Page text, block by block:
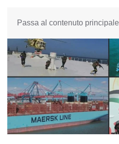
Passa al contenuto principale